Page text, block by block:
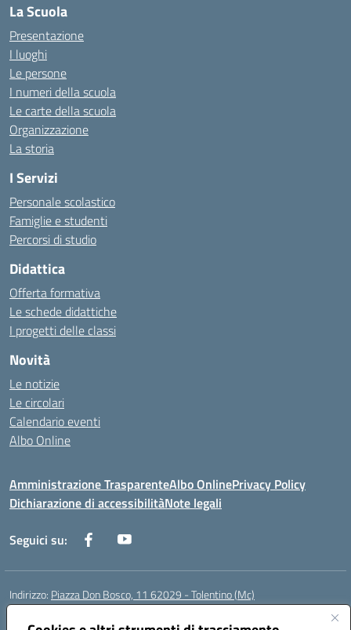
La Scuola
Presentazione
I luoghi
Le persone
I numeri della scuola
Le carte della scuola
Organizzazione
La storia
I Servizi
Personale scolastico
Famiglie e studenti
Percorsi di studio
Didattica
Offerta formativa
Le schede didattiche
I progetti delle classi
Novità
Le notizie
Le circolari
Calendario eventi
Albo Online
Amministrazione TrasparenteAlbo OnlinePrivacy Policy
Dichiarazione di accessibilitàNote legali
Seguici su:
Indirizzo: Piazza Don Bosco, 11 62029 - Tolentino (Mc)
Centralino: